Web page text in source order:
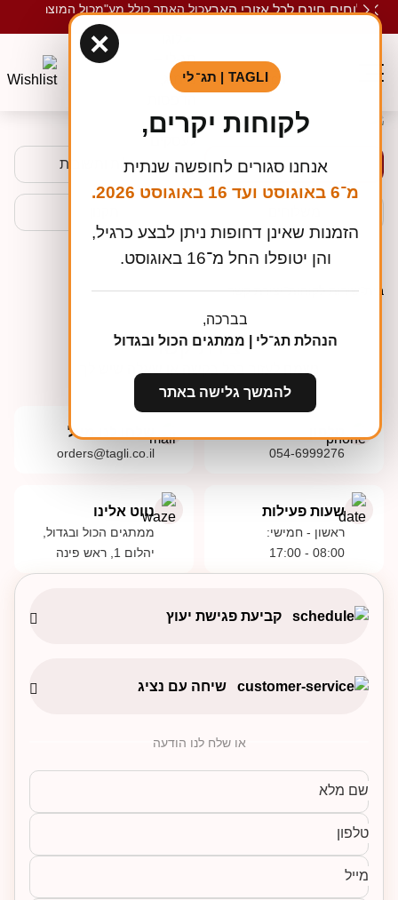
משלוחים חינם לכל אזורי הארץכול האתר כולל מע"מכול המוצרים
שירות לקוחות
יצירת קשר
שאלות ותשובות
בית שירות לקוחות יצירת קשר
יצירת קשר
054-6999276
שלחו לנו מייל
orders@tagli.co.il
שעות פעילות
ראשון - חמישי:
08:00 - 17:00
נווט אלינו
ממתגים הכול ובגדול,
יהלום 1, ראש פינה
קביעת פגישת יעוץ
שיחה עם נציג
או שלח לנו הודעה
שם מלא
טלפון
מייל
×
TAGLI | תג־לי
לקוחות יקרים,
אנחנו סגורים לחופשה שנתית
מ־6 באוגוסט ועד 16 באוגוסט 2026.
הזמנות שאינן דחופות ניתן לבצע כרגיל,
והן יטופלו החל מ־16 באוגוסט.
בברכה,
הנהלת תג־לי | ממתגים הכול ובגדול
להמשך גלישה באתר